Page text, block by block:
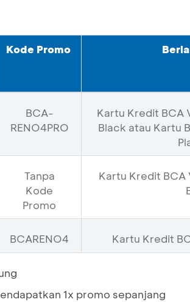
Kode Promo
BCA-
RENO4PRO
Kartu Kredit
Black atau Kartu
Tanpa
Kode
Promo
Kartu Kredit
BCARENO4 Kartu Kredit
1x promo sepanjang